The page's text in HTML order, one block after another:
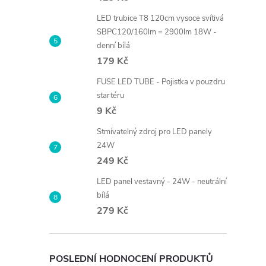
LED trubice T8 120cm vysoce svítivá
SBPC120/160lm = 2900lm 18W -
denní bílá
179 Kč
FUSE LED TUBE - Pojistka v pouzdru
startéru
9 Kč
Stmívatelný zdroj pro LED panely
24W
249 Kč
LED panel vestavný - 24W - neutrální
bílá
279 Kč
POSLEDNÍ HODNOCENÍ PRODUKTŮ